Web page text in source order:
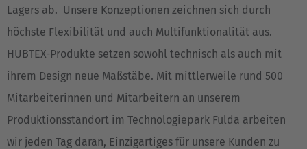
Lagers ab. Unsere Konzeptionen zeichnen sich durch
höchste Flexibilität und auch Multifunktionalität aus.
HUBTEX-Produkte setzen sowohl technisch als auch mit
ihrem Design neue Maßstäbe. Mit mittlerweile rund 500
Mitarbeiterinnen und Mitarbeitern an unserem
Produktionsstandort im Technologiepark Fulda arbeiten
wir jeden Tag daran, Einzigartiges für unsere Kunden zu